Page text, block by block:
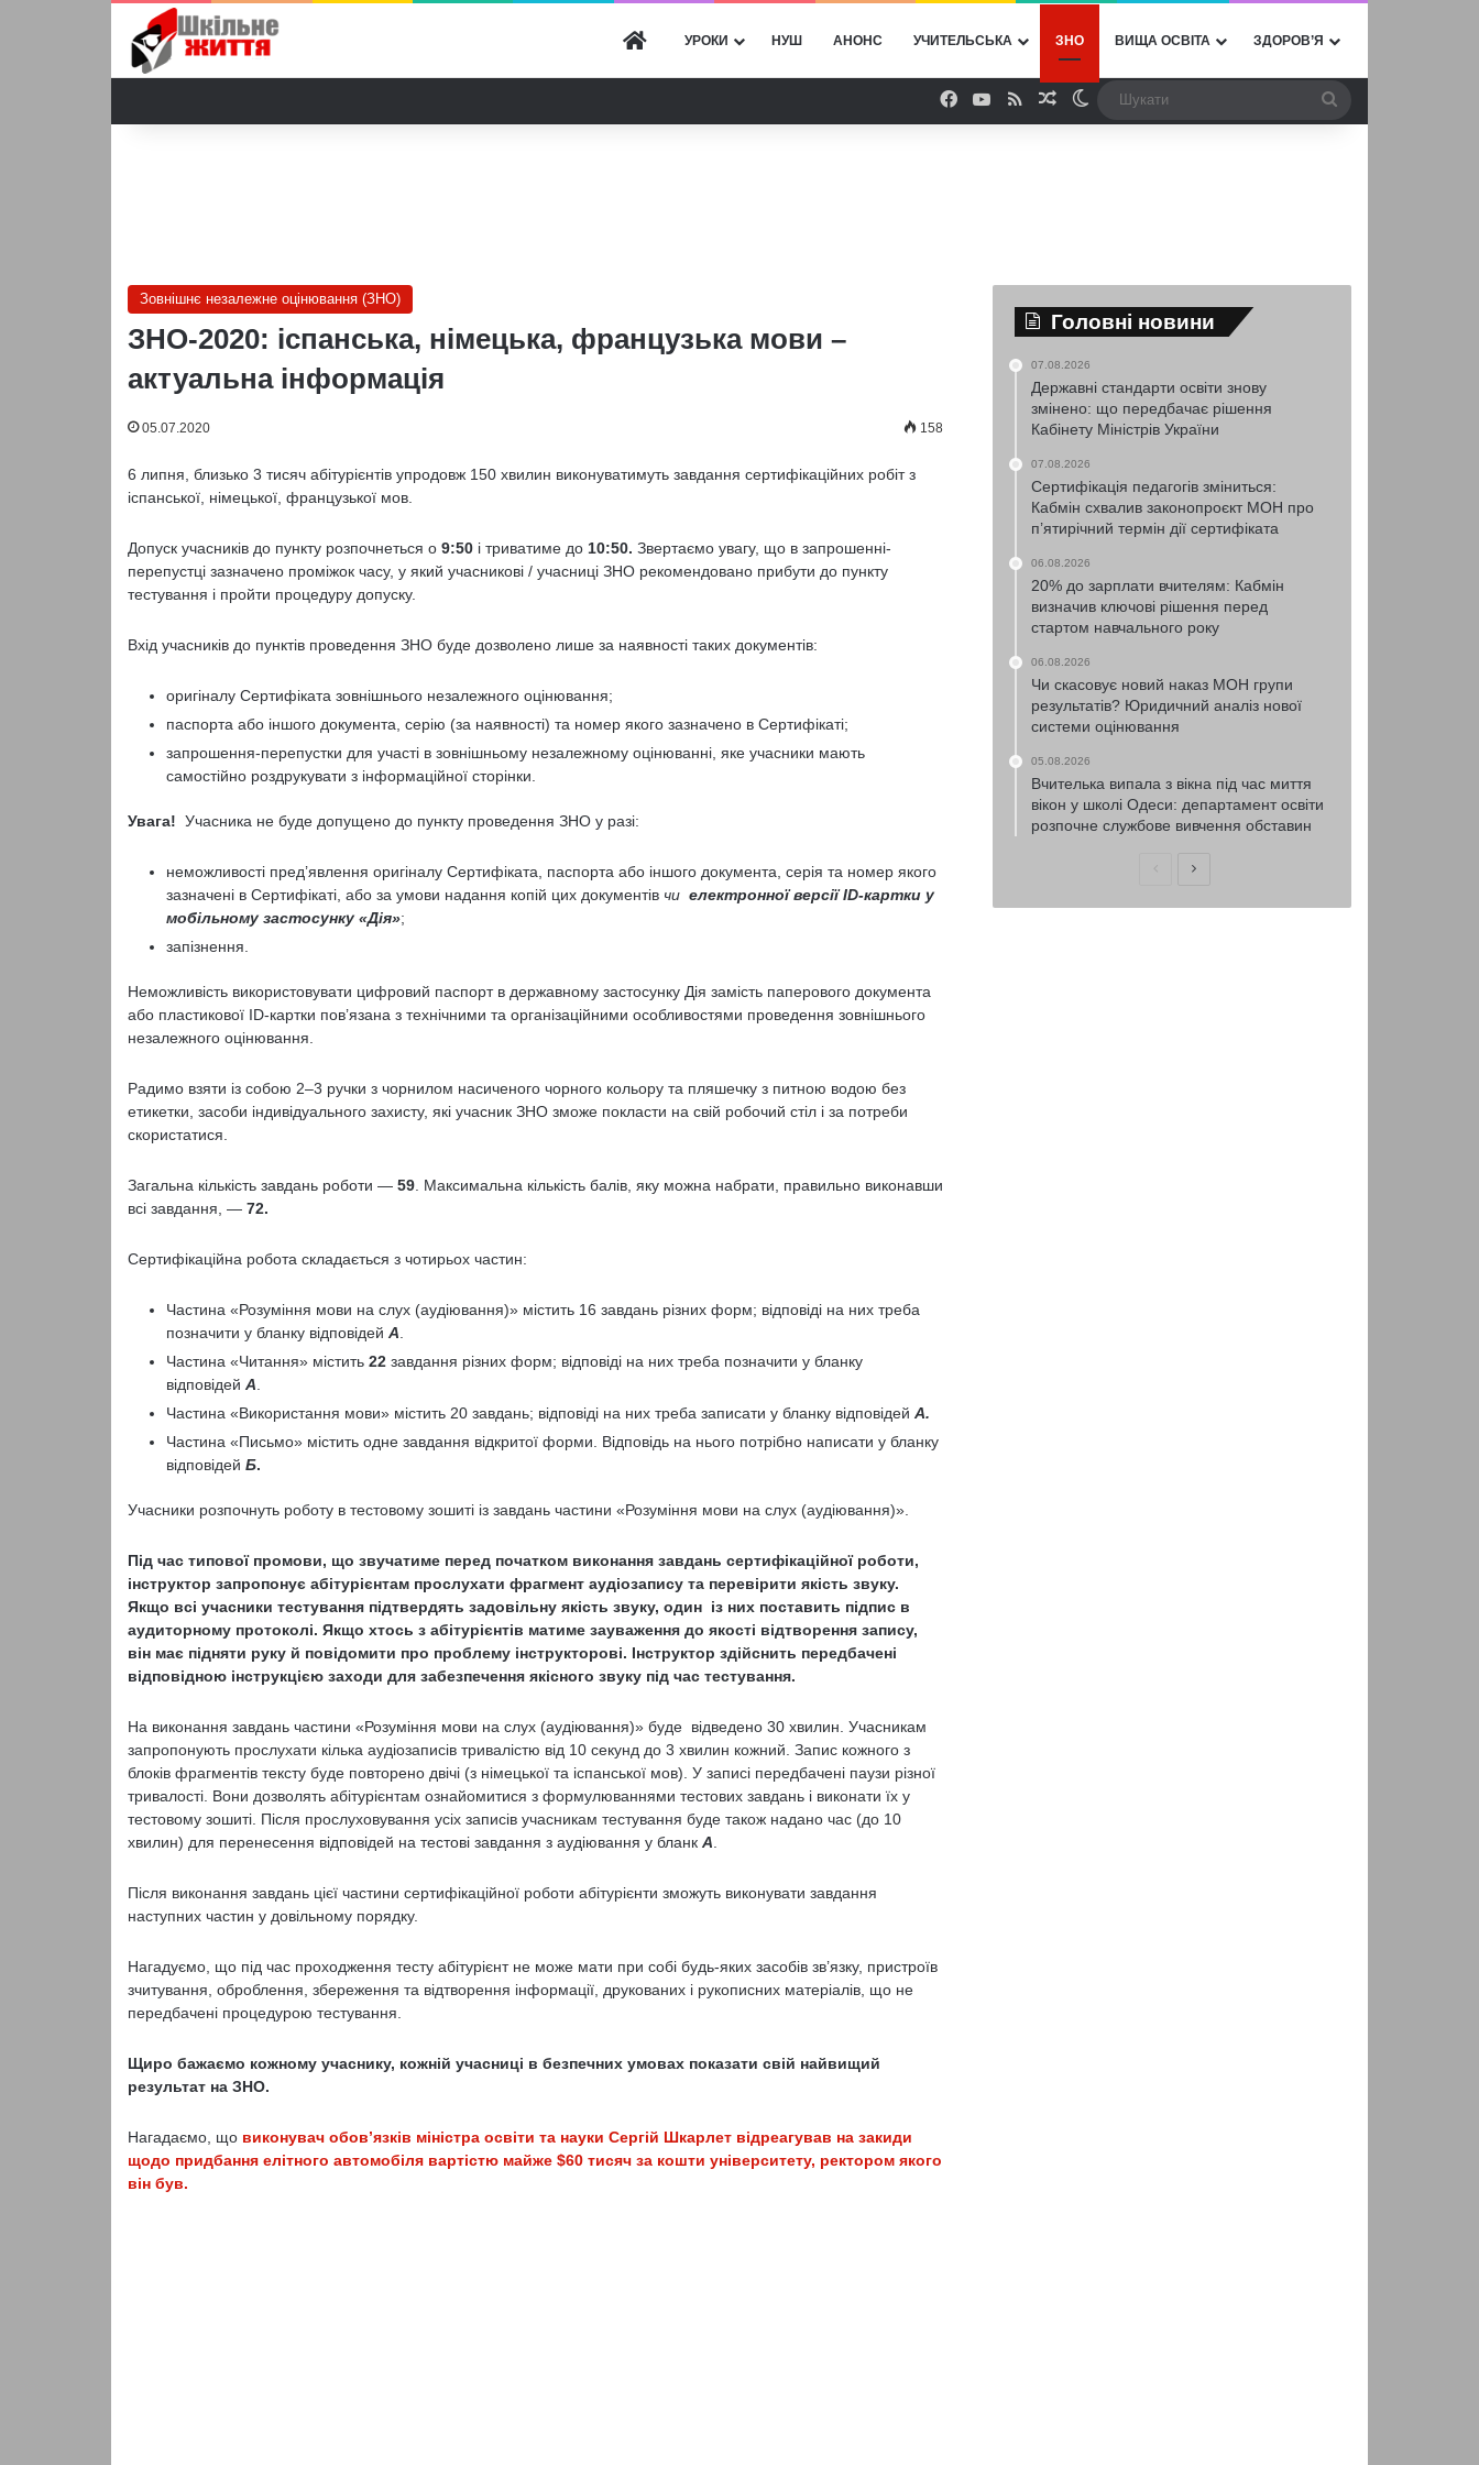
ГОЛОВНА
УРОКИ НУШ АНОНС УЧИТЕЛЬСЬКА ЗНО ВИЩА ОСВІТА ЗДОРОВ’Я
Facebook
YouTube
RSSВипадкова стаття
Switch skin
Зовнішнє незалежне оцінювання (ЗНО)
ЗНО-2020: іспанська, німецька, французька мови –
актуальна інформація
05.07.2020 158
6 липня, близько 3 тисяч абітурієнтів упродовж 150 хвилин виконуватимуть завдання сертифікаційних робіт з
іспанської, німецької, французької мов.
Допуск учасників до пункту розпочнеться о 9:50і триватиме до 10:50. Звертаємо увагу, що в запрошенні-
перепустці зазначено проміжок часу, у який учасникові / учасниці ЗНО рекомендовано прибути до пункту
тестування і пройти процедуру допуску.
Вхід учасників до пунктів проведення ЗНО буде дозволено лише за наявності таких документів:
оригіналу Сертифіката зовнішнього незалежного оцінювання;
паспорта або іншого документа, серію (за наявності) та номер якого зазначено в Сертифікаті;
запрошення-перепустки для участі в зовнішньому незалежному оцінюванні, яке учасники мають
самостійно роздрукувати з інформаційної сторінки.
Увага! Учасника не буде допущено до пункту проведення ЗНО у разі:
неможливості пред’явлення оригіналу Сертифіката, паспорта або іншого документа, серія та номер якого
зазначені в Сертифікаті, або за умови надання копій цих документів чи електронної версії ID-картки у
мобільному застосунку «Дія»;
запізнення.
Неможливість використовувати цифровий паспорт в державному застосунку Дія замість паперового документа
або пластикової ID-картки пов’язана з технічними та організаційними особливостями проведення зовнішнього
незалежного оцінювання.
Радимо взяти із собою 2–3 ручки з чорнилом насиченого чорного кольору та пляшечку з питною водою без
етикетки, засоби індивідуального захисту, які учасник ЗНО зможе покласти на свій робочий стіл і за потреби
скористатися.
Загальна кількість завдань роботи — 59. Максимальна кількість балів, яку можна набрати, правильно виконавши
всі завдання, — 72.
Сертифікаційна робота складається з чотирьох частин:
Частина «Розуміння мови на слух (аудіювання)» містить 16 завдань різних форм; відповіді на них треба
позначити у бланку відповідей А
Частина «Читання» містить 22 завдання різних форм; відповіді на них треба позначити у бланку
відповідей А
Частина «Використання мови» містить 20 завдань; відповіді на них треба записати у бланку відповідей А.
Частина «Письмо» містить одне завдання відкритої форми. Відповідь на нього потрібно написати у бланку
відповідей Б.
Учасники розпочнуть роботу в тестовому зошиті із завдань частини «Розуміння мови на слух (аудіювання)».
Під час типової промови, що звучатиме перед початком виконання завдань сертифікаційної роботи,
інструктор запропонує абітурієнтам прослухати фрагмент аудіозапису та перевірити якість звуку.
Якщо всі учасники тестування підтвердять задовільну якість звуку, один із них поставить підпис в
аудиторному протоколі. Якщо хтось з абітурієнтів матиме зауваження до якості відтворення запису,
він має підняти руку й повідомити про проблему інструкторові. Інструктор здійснить передбачені
відповідною інструкцією заходи для забезпечення якісного звуку під час тестування.
На виконання завдань частини «Розуміння мови на слух (аудіювання)» буде відведено 30 хвилин. Учасникам
запропонують прослухати кілька аудіозаписів тривалістю від 10 секунд до 3 хвилин кожний. Запис кожного з
блоків фрагментів тексту буде повторено двічі (з німецької та іспанської мов). У записі передбачені паузи різної
тривалості. Вони дозволять абітурієнтам ознайомитися з формулюваннями тестових завдань і виконати їх у
тестовому зошиті. Після прослуховування усіх записів учасникам тестування буде також надано час (до 10
хвилин) для перенесення відповідей на тестові завдання з аудіювання у бланк А
Після виконання завдань цієї частини сертифікаційної роботи абітурієнти зможуть виконувати завдання
наступних частин у довільному порядку.
Нагадуємо, що під час проходження тесту абітурієнт не може мати при собі будь-яких засобів зв’язку, пристроїв
зчитування, оброблення, збереження та відтворення інформації, друкованих і рукописних матеріалів, що не
передбачені процедурою тестування.
Щиро бажаємо кожному учаснику, кожній учасниці в безпечних умовах показати свій найвищий
результат на ЗНО.
Нагадаємо, що виконувач обов’язків міністра освіти та науки Сергій Шкарлет відреагував на закиди
щодо придбання елітного автомобіля вартістю майже $60 тисяч за кошти університету, ректором якого
він був.
Головні новини
07.08.2026
Державні стандарти освіти знову
змінено: що передбачає рішення
Кабінету Міністрів України
07.08.2026
Сертифікація педагогів зміниться:
Кабмін схвалив законопроєкт МОН про
п’ятирічний термін дії сертифіката
06.08.2026
20% до зарплати вчителям: Кабмін
визначив ключові рішення перед
стартом навчального року
06.08.2026
Чи скасовує новий наказ МОН групи
результатів? Юридичний аналіз нової
системи оцінювання
05.08.2026
Вчителька випала з вікна під час миття
вікон у школі Одеси: департамент освіти
розпочне службове вивчення обставин
ПопередняНаступна